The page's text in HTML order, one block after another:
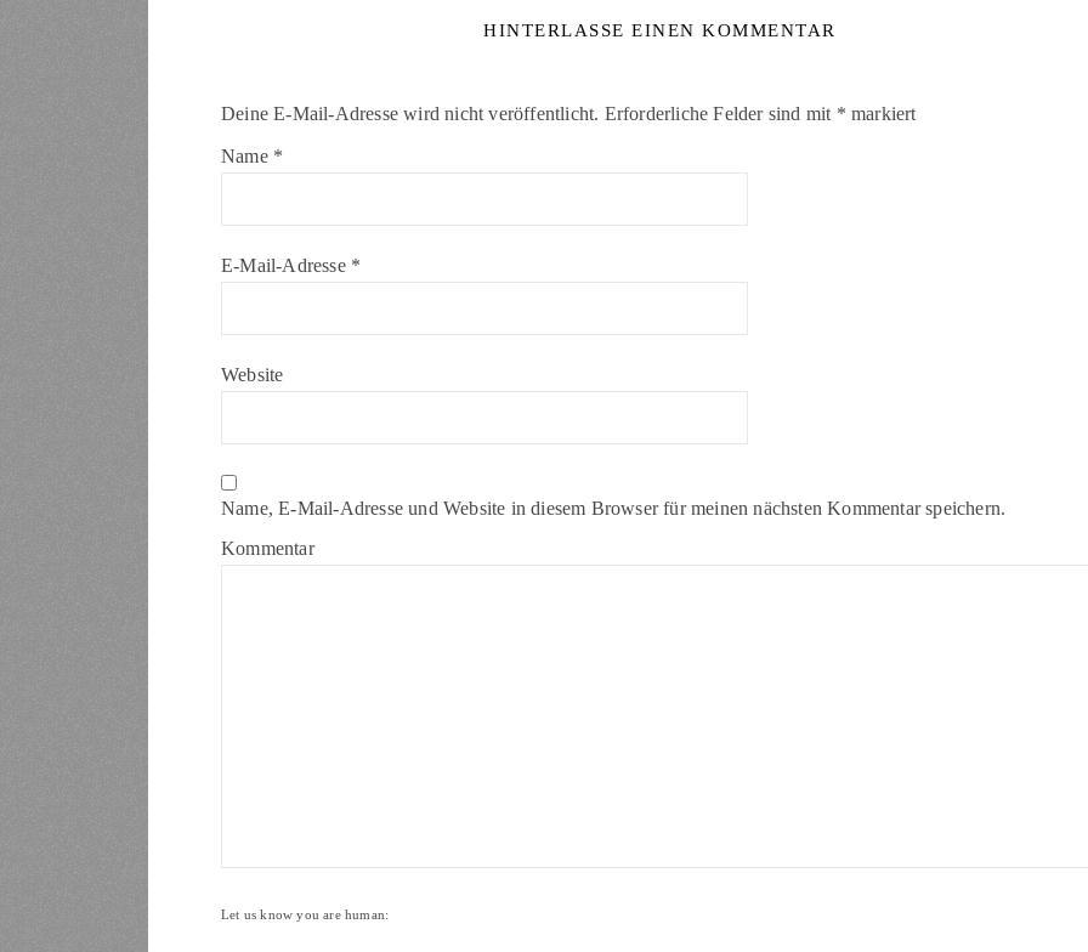
HINTERLASSE EINEN KOMMENTAR
Deine E-Mail-Adresse wird nicht veröffentlicht. Erforderliche Felder sind mit * markiert
Name *
E-Mail-Adresse *
Website
Name, E-Mail-Adresse und Website in diesem Browser für meinen nächsten Kommentar speichern.
Kommentar
Let us know you are human: